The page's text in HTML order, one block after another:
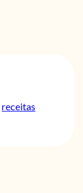
receitas